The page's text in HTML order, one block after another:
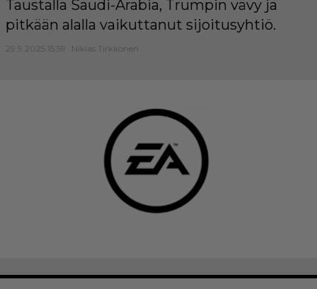
Taustalla Saudi-Arabia, Trumpin vävy ja
pitkään alalla vaikuttanut sijoitusyhtiö.
29.9.2025 15:59 Niklas Tirkkonen